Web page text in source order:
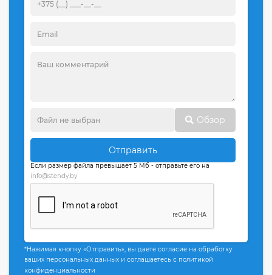
Обзор
Отправить
Если размер файла превышает 5 Мб - отправьте его на
info@stendy.by
*Нажимая кнопку «Отправить», вы даете согласие на обработку
ваших персональных данных и соглашаетесь с политикой
конфиденциальности